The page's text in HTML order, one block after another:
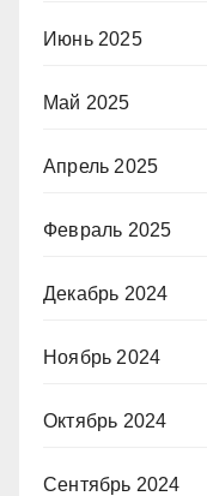
Июнь 2025
Май 2025
Апрель 2025
Февраль 2025
Декабрь 2024
Ноябрь 2024
Октябрь 2024
Сентябрь 2024